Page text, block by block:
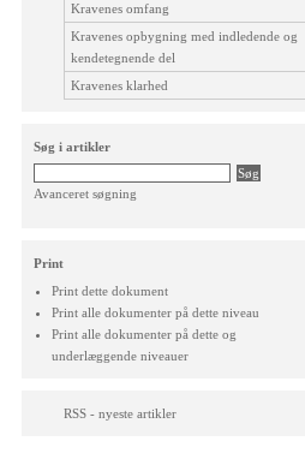
Kravenes omfang
Kravenes opbygning med indledende og
kendetegnende del
Kravenes klarhed
Søg i artikler
Avanceret søgning
Print
Print dette dokument
Print alle dokumenter på dette niveau
Print alle dokumenter på dette og
underlæggende niveauer
RSS - nyeste artikler